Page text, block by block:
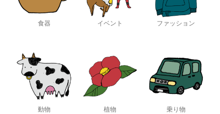
食器 イベント ファッション
動物 植物 乗り物